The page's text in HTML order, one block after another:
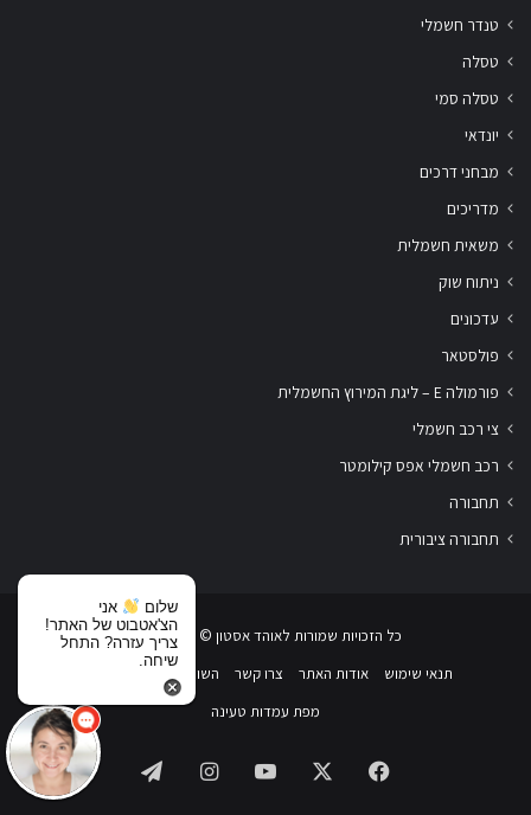
טנדר חשמלי
טסלה
טסלה סמי
יונדאי
מבחני דרכים
מדריכים
משאית חשמלית
ניתוח שוק
עדכונים
פולסטאר
פורמולה E – ליגת המירוץ החשמלית
צי רכב חשמלי
רכב חשמלי אפס קילומטר
תחבורה
תחבורה ציבורית
כל הזכויות שמורות לאוהד אסטון ‏© 2019-2026
תנאי שימוש
אודות האתר צרו קשר
השוואת רכבים חשמליים
מפת עמדות טעינה
Facebook
YouTube
Instagram
Telegram
שלום
אני
הצ'אטבוט של האתר!
צריך עזרה? התחל
שיחה.